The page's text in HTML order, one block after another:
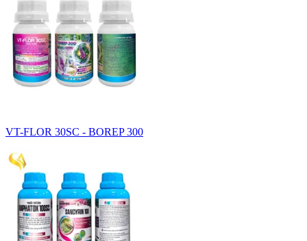
VT-FLOR 30SC - BOREP 300